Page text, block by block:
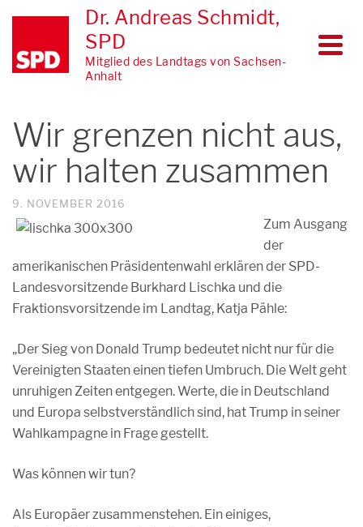
Dr. Andreas Schmidt,
SPD
Mitglied des Landtags von Sachsen-
Anhalt
Wir grenzen nicht aus,
wir halten zusammen
9. NOVEMBER 2016
Zum Ausgang
der
amerikanischen Präsidentenwahl erklären der SPD-
Landesvorsitzende Burkhard Lischka und die
Fraktionsvorsitzende im Landtag, Katja Pähle:
„Der Sieg von Donald Trump bedeutet nicht nur für die
Vereinigten Staaten einen tiefen Umbruch. Die Welt geht
unruhigen Zeiten entgegen. Werte, die in Deutschland
und Europa selbstverständlich sind, hat Trump in seiner
Wahlkampagne in Frage gestellt.
Was können wir tun?
Als Europäer zusammenstehen. Ein einiges,